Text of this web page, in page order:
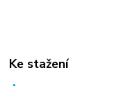
Ke stažení